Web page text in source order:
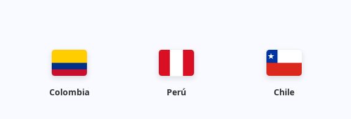
Colombia Perú Chile